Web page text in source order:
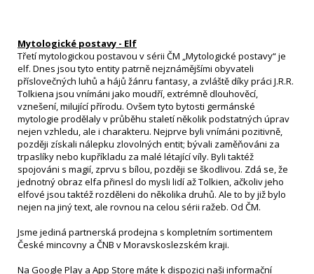
Mytologické postavy - Elf
Třetí mytologickou postavou v sérii ČM „Mytologické postavy“ je
elf. Dnes jsou tyto entity patrně nejznámějšími obyvateli
příslovečných luhů a hájů žánru fantasy, a zvláště díky práci J.R.R.
Tolkiena jsou vnímáni jako moudří, extrémně dlouhověcí,
vznešení, milující přírodu. Ovšem tyto bytosti germánské
mytologie prodělaly v průběhu staletí několik podstatných úprav
nejen vzhledu, ale i charakteru. Nejprve byli vnímáni pozitivně,
později získali nálepku zlovolných entit; bývali zaměňováni za
trpaslíky nebo kupříkladu za malé létající víly. Byli taktéž
spojováni s magií, zprvu s bílou, později se škodlivou. Zdá se, že
jednotný obraz elfa přinesl do mysli lidí až Tolkien, ačkoliv jeho
elfové jsou taktéž rozděleni do několika druhů. Ale to by již bylo
nejen na jiný text, ale rovnou na celou sérii ražeb. Od ČM.
Jsme jediná partnerská prodejna s kompletním sortimentem
České mincovny a ČNB v Moravskoslezském kraji.
Na Google Play a App Store máte k dispozici naši informační